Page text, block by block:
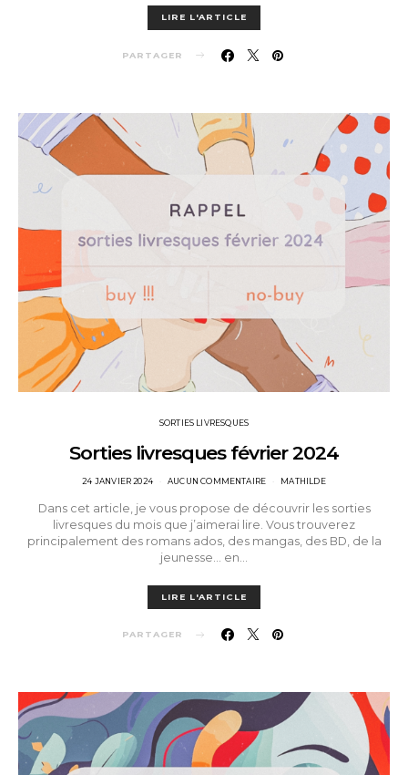
LIRE L'ARTICLE
PARTAGER
SORTIES LIVRESQUES
Sorties livresques février 2024
POSTED
24 JANVIER 2024 AUCUN COMMENTAIRE MATHILDE
Dans cet article, je vous propose de découvrir les sorties
livresques du mois que j’aimerai lire. Vous trouverez
principalement des romans ados, des mangas, des BD, de la
jeunesse… en…
LIRE L'ARTICLE
PARTAGER